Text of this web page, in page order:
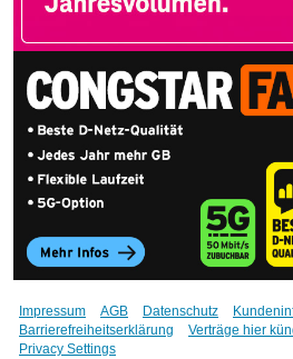
Impressum AGB Datenschutz
Barrierefreiheitserklärung
Verträge hier
Privacy Settings